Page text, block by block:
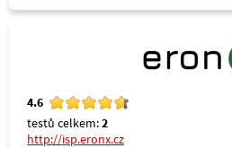
4.6
testů celkem:2
http://isp.eronx.cz